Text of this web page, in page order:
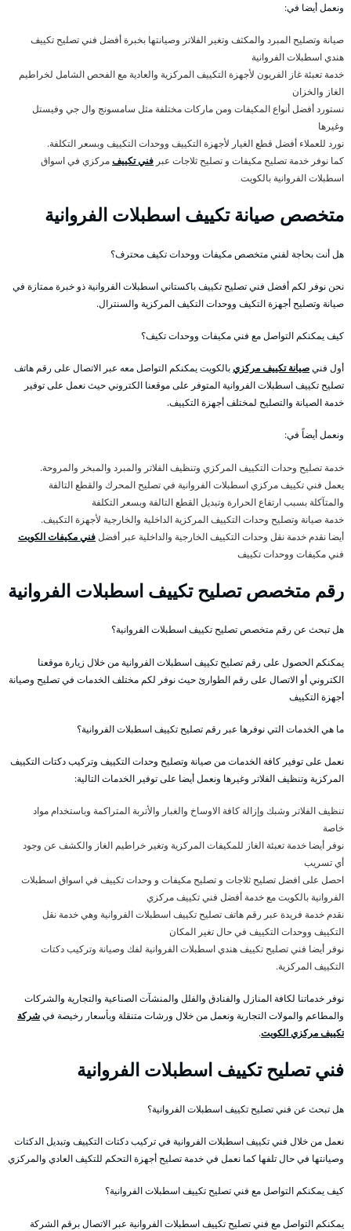
ونعمل أيضا في:
صيانة وتصليح المبرد والمكثف وتغير الفلاتر وصيانتها بخبرة أفضل فني تصليح تكييف
هندي اسطبلات الفروانية
خدمة تعبئة غاز الفريون لأجهزة التكييف المركزية والعادية مع الفحص الشامل لخراطيم
الغاز والخزان
نستورد أفضل أنواع المكيفات ومن ماركات مختلفة مثل سامسونج وال جي وفيستل
وغيرها
نورد للعملاء أفضل قطع الغيار لأجهزة التكييف ووحدات التكييف وبسعر التكلفة.
كما نوفر خدمة تصليح مكيفات و تصليح ثلاجات عبر فني تكييفمركزي في اسواق
اسطبلات الفروانية بالكويت
متخصص صيانة تكييف اسطبلات الفروانية
هل أنت بحاجة لفني متخصص مكيفات ووحدات تكيف محترف؟
نحن نوفر لكم أفضل فني تصليح تكييف باكستاني اسطبلات الفروانية ذو خبرة ممتازة في
صيانة وتصليح أجهزة التكيف ووحدات التكيف المركزية والسنترال.
كيف يمكنكم التواصل مع فني مكيفات ووحدات تكيف؟
أول فنيصيانة تكييف مركزيبالكويت يمكنكم التواصل معه عبر الاتصال على رقم هاتف
تصليح تكييف اسطبلات الفروانية المتوفر على موقعنا الكتروني حيث نعمل على توفير
خدمة الصيانة والتصليح لمختلف أجهزة التكييف.
ونعمل أيضاً في:
خدمة تصليح وحدات التكييف المركزي وتنظيف الفلاتر والمبرد والمبخر والمروحة.
يعمل فني تكييف مركزي اسطبلات الفروانية في تصليح المحرك والقطع التالفة
والمتآكلة بسبب ارتفاع الحرارة وتبديل القطع التالفة وبسعر التكلفة
خدمة صيانة وتصليح وحدات التكييف المركزية الداخلية والخارجية لأجهزة التكييف.
أيضا نقدم خدمة نقل وحدات التكييف الخارجية والداخلية عبر أفضلفني مكيفات الكويت
فني مكيفات ووحدات تكييف
رقم متخصص تصليح تكييف اسطبلات الفروانية
هل تبحث عن رقم متخصص تصليح تكييف اسطبلات الفروانية؟
يمكنكم الحصول على رقم تصليح تكييف اسطبلات الفروانية من خلال زيارة موقعنا
الكتروني أو الاتصال على رقم الطوارئ حيث نوفر لكم مختلف الخدمات في تصليح وصيانة
أجهزة التكييف
ما هي الخدمات التي نوفرها عبر رقم تصليح تكييف اسطبلات الفروانية؟
نعمل على توفير كافة الخدمات من صيانة وتصليح وحدات التكييف وتركيب دكتات التكييف
المركزية وتنظيف الفلاتر وغيرها ونعمل أيضا على توفير الخدمات التالية:
تنظيف الفلاتر وشبك وإزالة كافة الاوساخ والغبار والأتربة المتراكمة وباستخدام مواد
خاصة
نوفر أيضا خدمة تعبئة الغاز للمكيفات المركزية وتغير خراطيم الغاز والكشف عن وجود
أي تسريب
احصل على افضل تصليح ثلاجات و تصليح مكيفات و وحدات تكييف في اسواق اسطبلات
الفروانية بالكويت مع خدمة أفضل فني تكييف مركزي
نقدم خدمة فريدة عبر رقم هاتف تصليح تكييف اسطبلات الفروانية وهي خدمة نقل
التكييف ووحدات التكييف في حال تغير المكان
نوفر أيضا فني تصليح تكييف هندي اسطبلات الفروانية لفك وصيانة وتركيب دكتات
التكييف المركزية.
نوفر خدماتنا لكافة المنازل والفنادق والفلل والمنشآت الصناعية والتجارية والشركات
والمطاعم والمولات التجارية ونعمل من خلال ورشات متنقلة وبأسعار رخيصة فيشركة
تكييف مركزي الكويت.
فني تصليح تكييف اسطبلات الفروانية
هل تبحث عن فني تصليح تكييف اسطبلات الفروانية؟
نعمل من خلال فني تكييف اسطبلات الفروانية في تركيب دكتات التكييف وتبديل الدكتات
وصيانتها في حال تلفها كما نعمل في خدمة تصليح أجهزة التحكم للتكيف العادي والمركزي
كيف يمكنكم التواصل مع فني تصليح تكييف اسطبلات الفروانية؟
يمكنكم التواصل مع فني تصليح تكييف اسطبلات الفروانية عبر الاتصال برقم الشركة